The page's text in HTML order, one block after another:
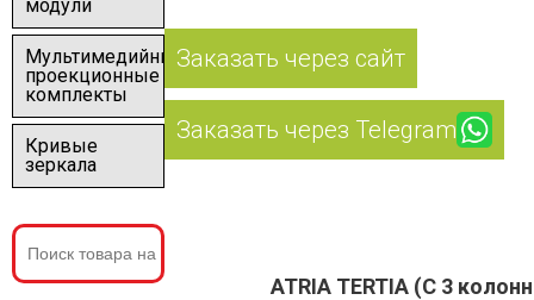
модули
Мультимедийные
проекционные
комплекты
Кривые
зеркала
Заказать через сайт
Заказать через Telegram
ATRIA TERTIA (С 3